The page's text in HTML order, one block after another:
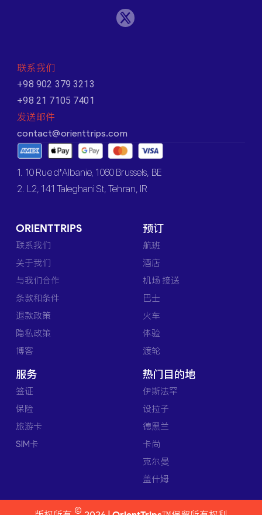
联系我们
+98 902 379 3213
+98 21 7105 7401
发送邮件
contact@orienttrips.com
1. 10 Rue d’Albanie, 1060 Brussels, BE
2. L2, 141 Taleghani St, Tehran, IR
ORIENTTRIPS
联系我们
关于我们
与我们合作
条款和条件
退款政策
隐私政策
博客
预订
航班
酒店
机场 接送
巴士
火车
体验
渡轮
服务
签证
保险
旅游卡
SIM卡
热门目的地
伊斯法罕
设拉子
德黑兰
卡尚
克尔曼
盖什姆